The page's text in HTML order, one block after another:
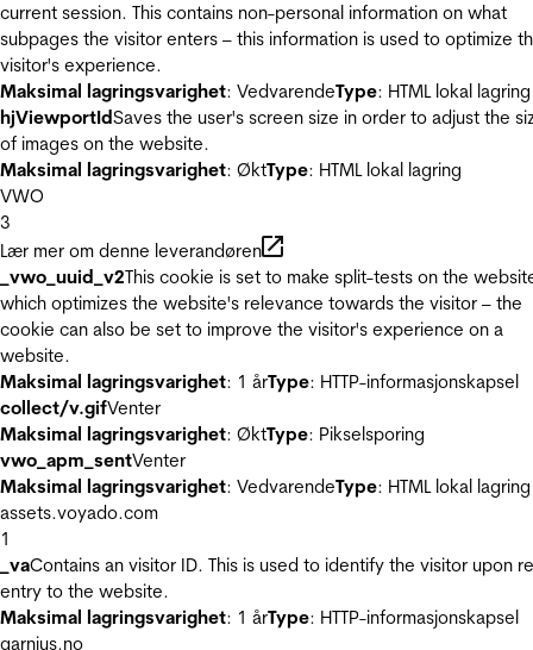
current session. This contains non-personal information on what
subpages the visitor enters – this information is used to optimize
visitor's experience.
Maksimal lagringsvarighet: VedvarendeType: HTML lokal lagring
hjViewportIdSaves the user's screen size in order to adjust the
of images on the website.
Maksimal lagringsvarighet: ØktType: HTML lokal lagring
VWO
3
Lær mer om denne leverandøren
_vwo_uuid_v2This cookie is set to make split-tests on the
which optimizes the website's relevance towards the visitor – the
cookie can also be set to improve the visitor's experience on a
website.
Maksimal lagringsvarighet: 1 årType: HTTP-informasjonskapsel
collect/v.gifVenter
Maksimal lagringsvarighet: ØktType: Pikselsporing
vwo_apm_sentVenter
Maksimal lagringsvarighet: VedvarendeType: HTML lokal lagring
assets.voyado.com
1
_vaContains an visitor ID. This is used to identify the visitor upon
entry to the website.
Maksimal lagringsvarighet: 1 årType: HTTP-informasjonskapsel
garnius.no